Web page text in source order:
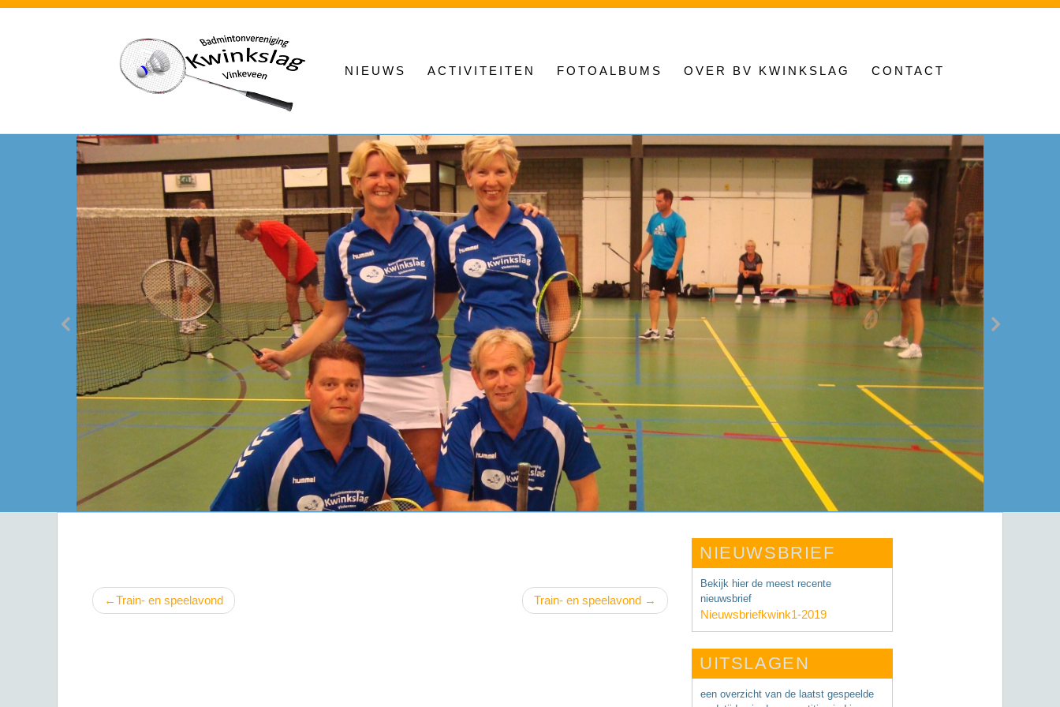
NIEUWS ACTIVITEITEN FOTOALBUMS OVER BV KWINKSLAG CONTACT
Bericht
navigatie
Train- en speelavond Train- en speelavond
NIEUWSBRIEF
Bekijk hier de meest recente
nieuwsbrief
Nieuwsbriefkwink1-2019
UITSLAGEN
een overzicht van de laatst gespeelde